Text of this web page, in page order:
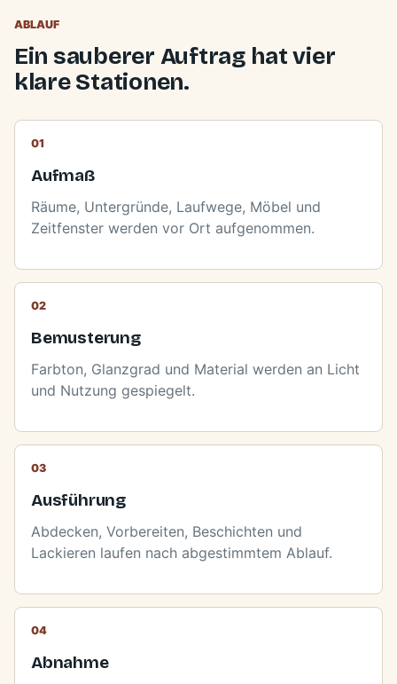
ABLAUF
Ein sauberer Auftrag hat vier
klare Stationen.
Aufmaß
Räume, Untergründe, Laufwege, Möbel und
Zeitfenster werden vor Ort aufgenommen.
Bemusterung
Farbton, Glanzgrad und Material werden an Licht
und Nutzung gespiegelt.
Ausführung
Abdecken, Vorbereiten, Beschichten und
Lackieren laufen nach abgestimmtem Ablauf.
Abnahme